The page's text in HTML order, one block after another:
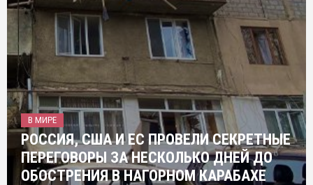
В МИРЕ
РОССИЯ, США И ЕС ПРОВЕЛИ СЕКРЕТНЫЕ
ПЕРЕГОВОРЫ ЗА НЕСКОЛЬКО ДНЕЙ ДО
ОБОСТРЕНИЯ В НАГОРНОМ КАРАБАХЕ